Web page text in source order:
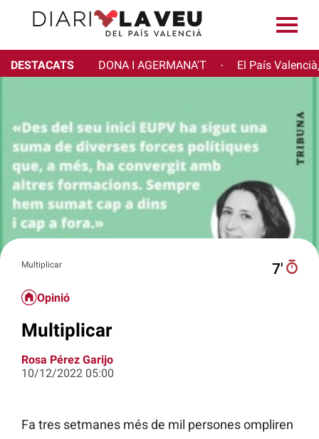
DESTACATS DONA I AGERMANA'T · El País
Multiplicar 7′
Opinió
Multiplicar
Rosa Pérez Garijo
10/12/2022 05:00
Fa tres setmanes més de mil persones ompliren